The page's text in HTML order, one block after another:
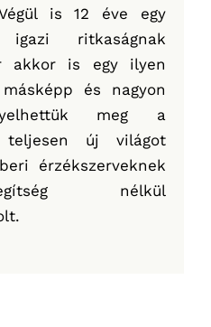
is 12 éve egy
ritkaságnak
akkor is egy ilyen
és nagyon
meg a
teljesen új világot
érzékszerveknek
nélkül